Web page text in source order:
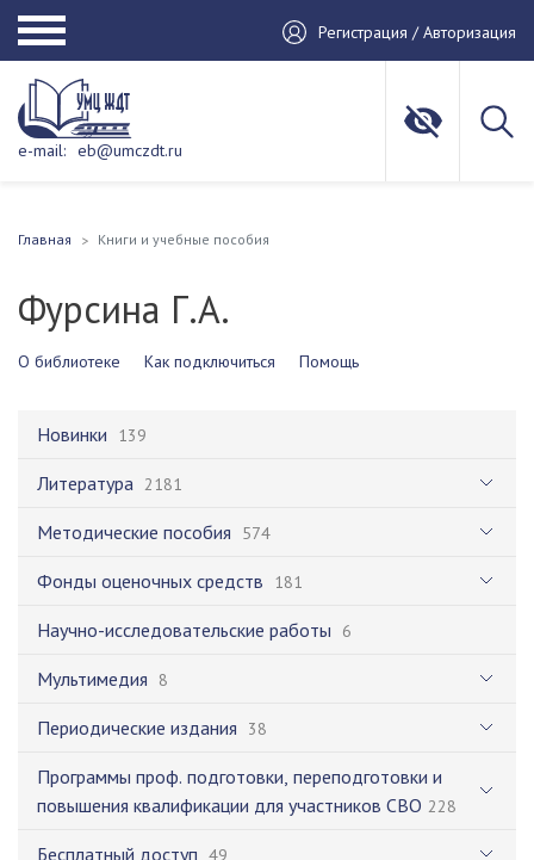
Регистрация / Авторизация
e-mail: eb@umczdt.ru
Главная Книги и учебные пособия
Фурсина Г.А.
О библиотеке Как подключиться Помощь
Новинки 139
Литература 2181
Методические пособия 574
Фонды оценочных средств 181
Научно-исследовательские работы 6
Мультимедия 8
Периодические издания 38
Программы проф. подготовки, переподготовки и
повышения квалификации для участников СВО 228
Бесплатный доступ 49